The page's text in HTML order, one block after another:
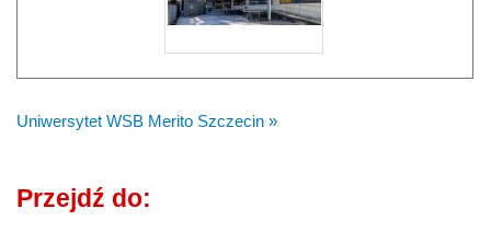
Uniwersytet WSB Merito Szczecin »
Przejdź do: